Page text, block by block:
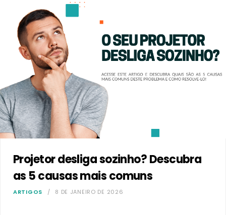
Projetor desliga sozinho? Descubra
as 5 causas mais comuns
ARTIGOS 8 DE JANEIRO DE 2026